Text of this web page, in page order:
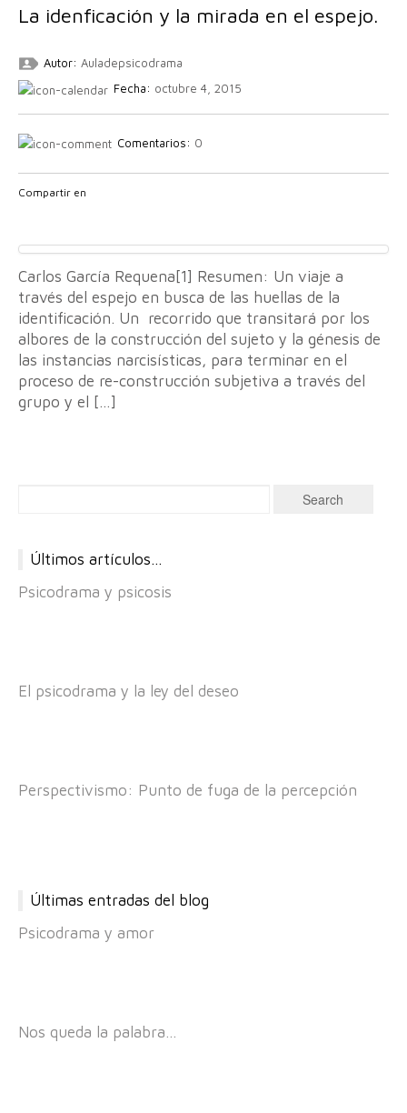
La idenficación y la mirada en el espejo.
Autor: Auladepsicodrama
Fecha: octubre 4, 2015
Comentarios: 0
Compartir en
Carlos García Requena[1] Resumen: Un viaje a
través del espejo en busca de las huellas de la
identificación. Un recorrido que transitará por los
albores de la construcción del sujeto y la génesis de
las instancias narcisísticas, para terminar en el
proceso de re-construcción subjetiva a través del
grupo y el […]
Últimos artículos…
Psicodrama y psicosis
El psicodrama y la ley del deseo
Perspectivismo: Punto de fuga de la percepción
Últimas entradas del blog
Psicodrama y amor
Nos queda la palabra…